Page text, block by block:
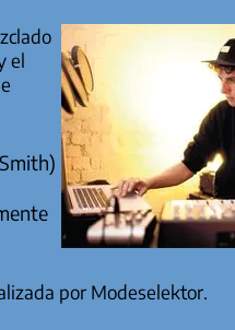
el
por Modeselektor.